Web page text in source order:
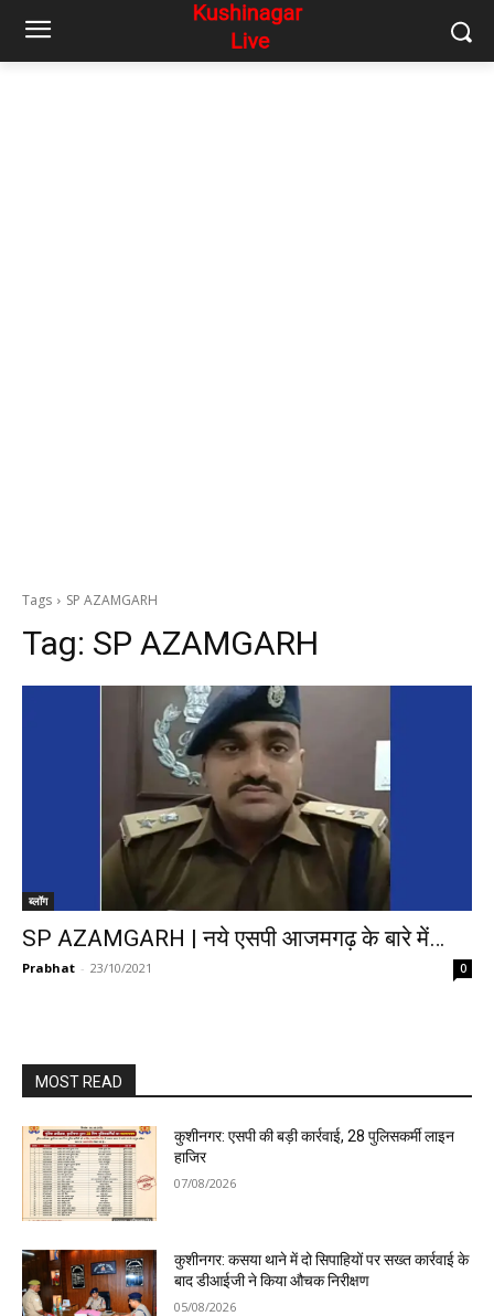
Tags SP AZAMGARH
Tag: SP AZAMGARH
ब्लॉग
SP AZAMGARH | नये एसपी आजमगढ़ के बारे में…
Prabhat - 23/10/2021 0
MOST READ
कुशीनगर: एसपी की बड़ी कार्रवाई, 28 पुलिसकर्मी लाइन
हाजिर
07/08/2026
कुशीनगर: कसया थाने में दो सिपाहियों पर सख्त कार्रवाई के
बाद डीआईजी ने किया औचक निरीक्षण
05/08/2026